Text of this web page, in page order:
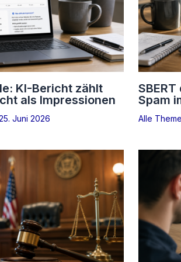
KI-Bericht zählt
als Impressionen
Juni 2026
Spam
Alle